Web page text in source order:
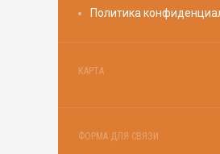
Политика
КАРТА
ФОРМА ДЛЯ СВЯЗИ